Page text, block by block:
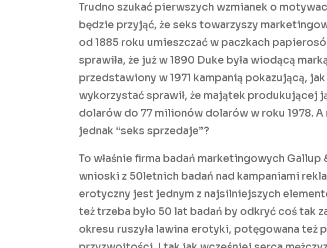
Trudno szukać pierwszych wzmianek o
będzie przyjąć, że seks towarzyszy
od 1885 roku umieszczać w paczkach
sprawiła, że już w 1890 Duke była wiodącą
przedstawiony w 1971 kampanią pokazującą,
wykorzystać sprawił, że majątek produkującej
dolarów do 77 milionów dolarów w roku 1978.
jednak “seks sprzedaje”?
To właśnie firma badań marketingowych Gallup
wnioski z 50letnich badań nad kampaniami
erotyczny jest jednym z najsilniejszych
też trzeba było 50 lat badań by odkryć coś tak
okresu ruszyła lawina erotyki, potęgowana też